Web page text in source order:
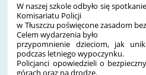
W naszej szkole odbyło się
Komisariatu Policji
w Tłuszczu poświęcone zasadom
Celem wydarzenia było
przypomnienie dzieciom, jak
podczas letniego wypoczynku.
Policjanci opowiedzieli o
górach oraz na drodze.